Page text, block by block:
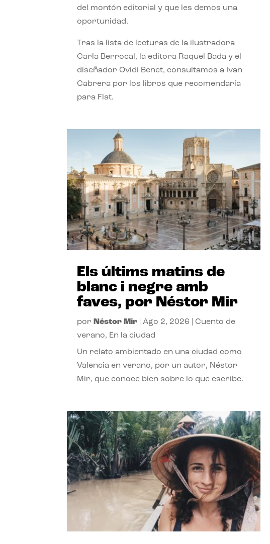
del montón editorial y que les demos una
oportunidad.
Tras la lista de lecturas de la ilustradora
Carla Berrocal, la editora Raquel Bada y el
diseñador Ovidi Benet, consultamos a Ivan
Cabrera por los libros que recomendaría
para Flat.
Els últims matins de
blanc i negre amb
faves, por Néstor Mir
por Néstor Mir |Ago 2, 2026 |Cuento de
verano, En la ciudad
Un relato ambientado en una ciudad como
Valencia en verano, por un autor, Néstor
Mir, que conoce bien sobre lo que escribe.